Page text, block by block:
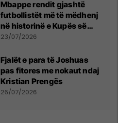
Mbappe rendit gjashtë
futbollistët më të mëdhenj
në historinë e Kupës së
Botës, Messi mbetet i dyti
23/07/2026
Fjalët e para të Joshuas
pas fitores me nokaut ndaj
Kristian Prengës
26/07/2026